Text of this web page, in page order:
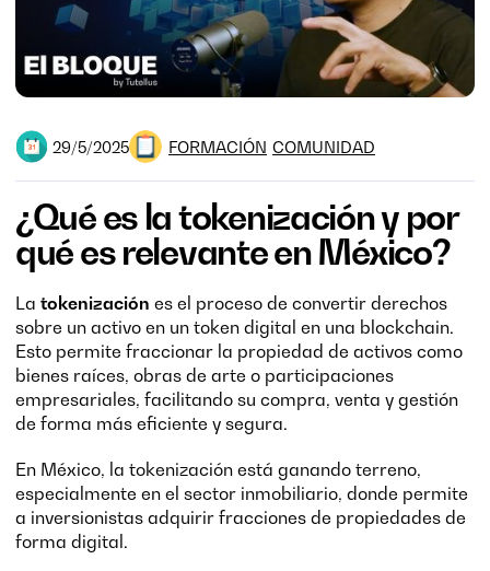
29/5/2025 FORMACIÓN COMUNIDAD
¿Qué es la tokenización y por
qué es relevante en México?
La tokenización es el proceso de convertir derechos
sobre un activo en un token digital en una blockchain.
Esto permite fraccionar la propiedad de activos como
bienes raíces, obras de arte o participaciones
empresariales, facilitando su compra, venta y gestión
de forma más eficiente y segura.
En México, la tokenización está ganando terreno,
especialmente en el sector inmobiliario, donde permite
a inversionistas adquirir fracciones de propiedades de
forma digital.